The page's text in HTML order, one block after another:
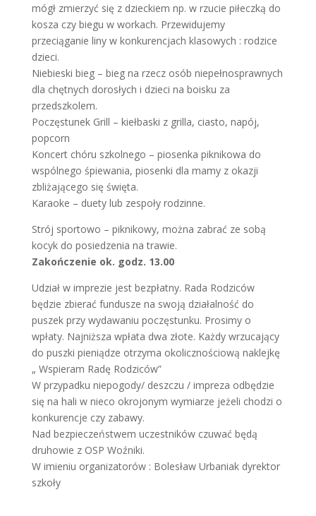
mógł zmierzyć się z dzieckiem np. w rzucie piłeczką do
kosza czy biegu w workach. Przewidujemy
przeciąganie liny w konkurencjach klasowych : rodzice
dzieci.
Niebieski bieg – bieg na rzecz osób niepełnosprawnych
dla chętnych dorosłych i dzieci na boisku za
przedszkolem.
Poczęstunek Grill – kiełbaski z grilla, ciasto, napój,
popcorn
Koncert chóru szkolnego – piosenka piknikowa do
wspólnego śpiewania, piosenki dla mamy z okazji
zbliżającego się święta.
Karaoke – duety lub zespoły rodzinne.
Strój sportowo – piknikowy, można zabrać ze sobą
kocyk do posiedzenia na trawie.
Zakończenie ok. godz. 13.00
Udział w imprezie jest bezpłatny. Rada Rodziców
będzie zbierać fundusze na swoją działalność do
puszek przy wydawaniu poczęstunku. Prosimy o
wpłaty. Najniższa wpłata dwa złote. Każdy wrzucający
do puszki pieniądze otrzyma okolicznościową naklejkę
„ Wspieram Radę Rodziców”
W przypadku niepogody/ deszczu / impreza odbędzie
się na hali w nieco okrojonym wymiarze jeżeli chodzi o
konkurencje czy zabawy.
Nad bezpieczeństwem uczestników czuwać będą
druhowie z OSP Woźniki.
W imieniu organizatorów : Bolesław Urbaniak dyrektor
szkoły